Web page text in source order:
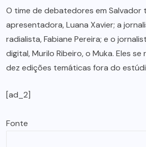
O time de debatedores em Salvador
apresentadora, Luana Xavier; a
radialista, Fabiane Pereira; e o
digital, Murilo Ribeiro, o Muka. Eles
dez edições temáticas fora do
[ad_2]
Fonte